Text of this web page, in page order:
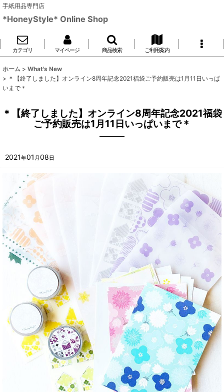
手紙用品専門店
*HoneyStyle* Online Shop
カテゴリ マイページ 商品検索 ご利用案内
ホーム > What's New
> ＊【終了しました】オンライン8周年記念2021福袋ご予約販売は1月11日いっぱ
いまで＊
＊【終了しました】オンライン8周年記念2021福袋
ご予約販売は1月11日いっぱいまで＊
2021年01 月08日